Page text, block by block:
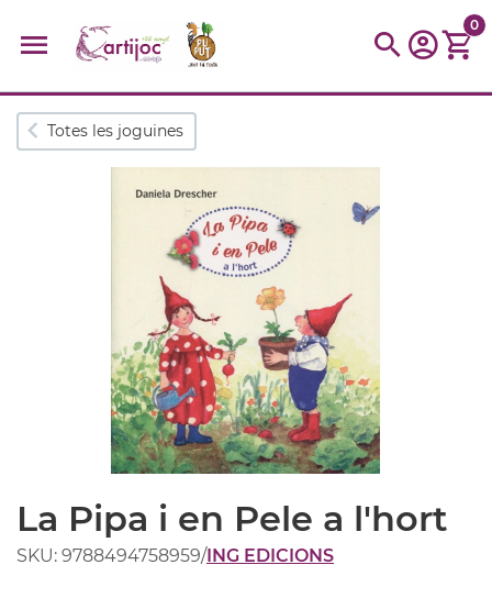
Cerques populars
trencaclosques baldufa
cotxe
tinkering
Cuina
0
Totes les joguines
La Pipa i en Pele a l'hort
SKU: 9788494758959/ING EDICIONS